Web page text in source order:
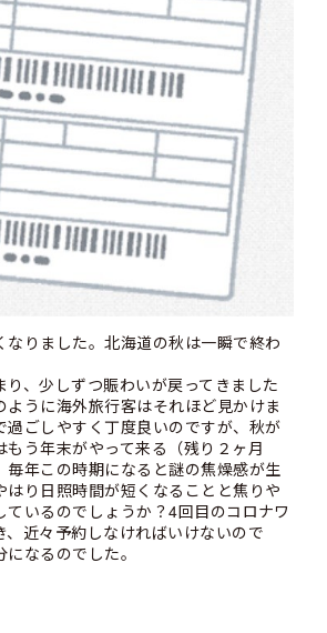
なりました。北海道の秋は一瞬で終わ
、少しずつ賑わいが戻ってきました
ように海外旅行客はそれほど見かけま
過ごしやすく丁度良いのですが、秋が
もう年末がやって来る（残り２ヶ月
毎年この時期になると謎の焦燥感が生
はり日照時間が短くなることと焦りや
ているのでしょうか？4回目のコロナワ
、近々予約しなければいけないので
なるのでした。